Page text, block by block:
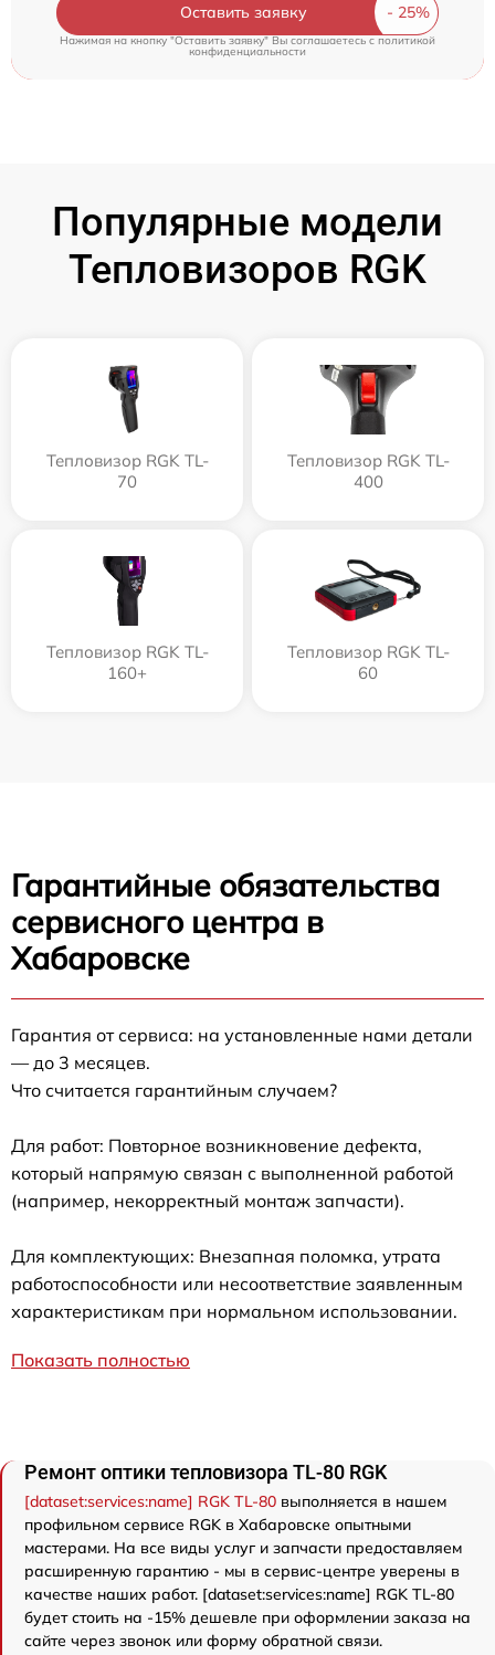
Оставить заявку
Нажимая на кнопку "Оставить заявку" Вы соглашаетесь cполитикой
конфиденциальности
Популярные модели
Тепловизоров RGK
Тепловизор RGK TL-
70
Тепловизор RGK TL-
400
Тепловизор RGK TL-
160+
Тепловизор RGK TL-
60
Гарантийные обязательства
сервисного центра в
Хабаровске
Гарантия от сервиса: на установленные нами детали
— до 3 месяцев.
Что считается гарантийным случаем?
Для работ: Повторное возникновение дефекта,
который напрямую связан с выполненной работой
(например, некорректный монтаж запчасти).
Для комплектующих: Внезапная поломка, утрата
работоспособности или несоответствие заявленным
характеристикам при нормальном использовании.
Показать полностью
Ремонт оптики тепловизора TL-80 RGK
[dataset:services:name] RGK TL-80 выполняется в нашем
профильном сервисе RGK в Хабаровске опытными
мастерами. На все виды услуг и запчасти предоставляем
расширенную гарантию - мы в сервис-центре уверены в
качестве наших работ. [dataset:services:name] RGK TL-80
будет стоить на -15% дешевле при оформлении заказа на
сайте через звонок или форму обратной связи.